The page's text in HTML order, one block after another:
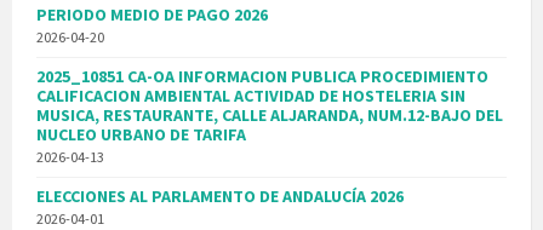
PERIODO MEDIO DE PAGO 2026
2026-04-20
2025_10851 CA-OA INFORMACION PUBLICA PROCEDIMIENTO
CALIFICACION AMBIENTAL ACTIVIDAD DE HOSTELERIA SIN
MUSICA, RESTAURANTE, CALLE ALJARANDA, NUM.12-BAJO DEL
NUCLEO URBANO DE TARIFA
2026-04-13
ELECCIONES AL PARLAMENTO DE ANDALUCÍA 2026
2026-04-01